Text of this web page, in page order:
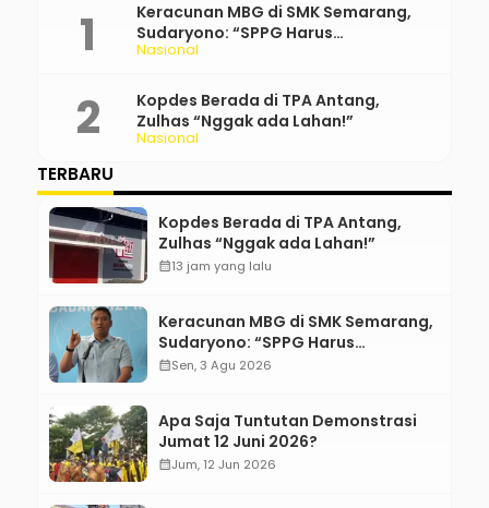
Nasional
Keracunan MBG di SMK Semarang,
Sudaryono: “SPPG Harus
Bertanggung Jawab!”
Nasional
Kopdes Berada di TPA Antang,
Zulhas “Nggak ada Lahan!”
TERBARU
Kopdes Berada di TPA Antang,
Zulhas “Nggak ada Lahan!”
calendar_month13 jam yang lalu
Keracunan MBG di SMK Semarang,
Sudaryono: “SPPG Harus
Bertanggung Jawab!”
calendar_monthSen, 3 Agu 2026
Apa Saja Tuntutan Demonstrasi
Jumat 12 Juni 2026?
calendar_monthJum, 12 Jun 2026